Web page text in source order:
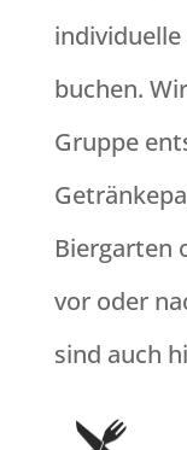
buchen.
Gruppe
Biergarten
vor oder
sind auch